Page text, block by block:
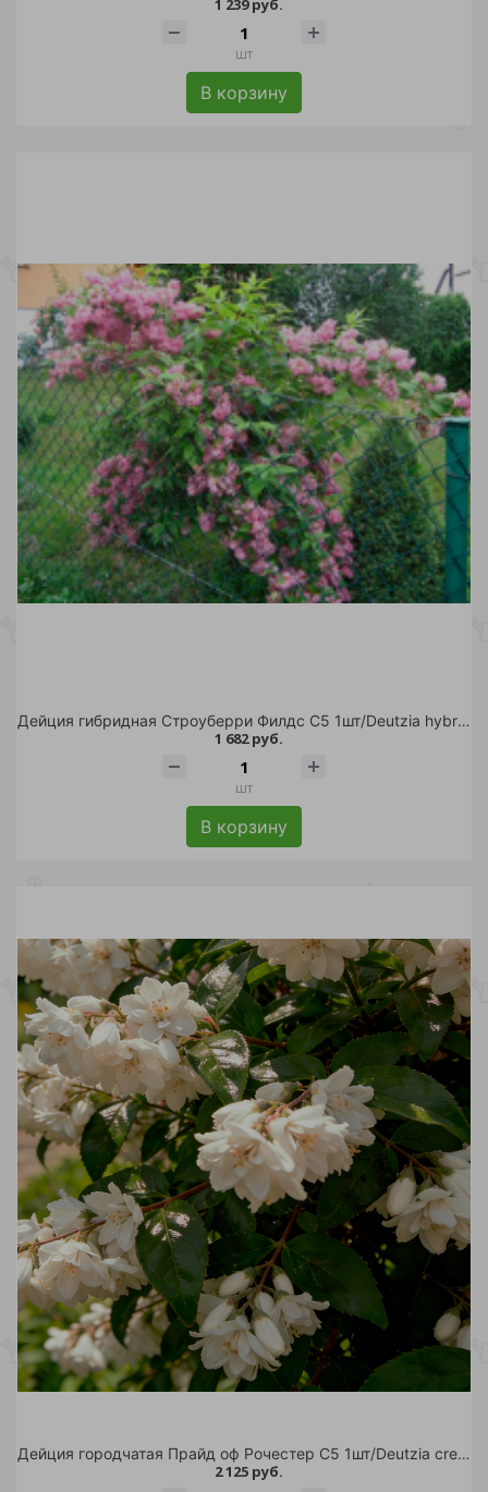
1 239 руб.
шт
В корзину
Дейция гибридная Строуберри Филдс С5 1шт/Deutzia hybrida Strawberry Fields
1 682 руб.
шт
В корзину
Дейция городчатая Прайд оф Рочестер С5 1шт/Deutzia crenata Pride of Rochester
2 125 руб.